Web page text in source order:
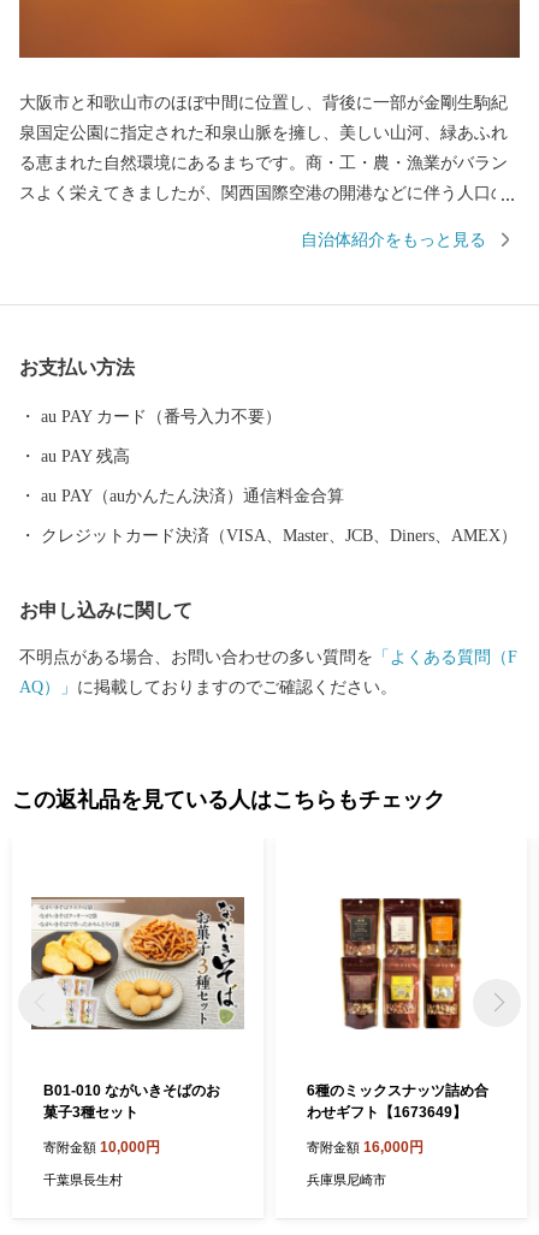
大阪市と和歌山市のほぼ中間に位置し、背後に一部が金剛生駒紀
泉国定公園に指定された和泉山脈を擁し、美しい山河、緑あふれ
る恵まれた自然環境にあるまちです。商・工・農・漁業がバラン
スよく栄えてきましたが、関西国際空港の開港などに伴う人口の
由来は、中世以来の村名「佐野」に旧国名和泉を冠したもので、
みさのし）が誕生し、昭和29年、南中通村、日根野村、長滝村、
し、世界と日本を結ぶ玄関都市として、21世紀にふさわしい国際
都市をめざしてまちづくりに取り組んでいます。
自治体紹介をもっと見る
お支払い方法
au PAY カード（番号入力不要）
au PAY 残高
au PAY（auかんたん決済）通信料金合算
クレジットカード決済（VISA、Master、JCB、Diners、AMEX）
お申し込みに関して
不明点がある場合、お問い合わせの多い質問を 「よくある質問（F
AQ）」 に掲載しておりますのでご確認ください。
この返礼品を見ている人はこちらもチェック
B01-010 ながいきそばのお
菓子3種セット
寄附金額 10,000円
千葉県長生村
6種のミックスナッツ詰め合
わせギフト【1673649】
寄附金額 16,000円
兵庫県尼崎市